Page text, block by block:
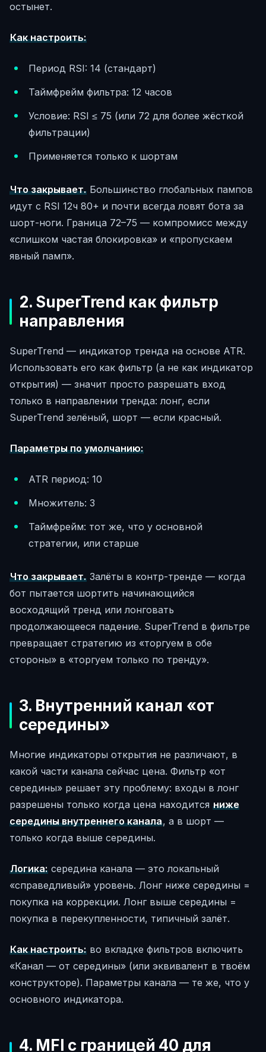
остынет.
Как настроить:
Период RSI: 14 (стандарт)
Таймфрейм фильтра: 12 часов
Условие: RSI ≤ 75 (или 72 для более жёсткой
фильтрации)
Применяется только к шортам
Что закрывает.Большинство глобальных пампов
идут с RSI 12ч 80+ и почти всегда ловят бота за
шорт-ноги. Граница 72–75 — компромисс между
«слишком частая блокировка» и «пропускаем
явный памп».
2. SuperTrend как фильтр
направления
SuperTrend — индикатор тренда на основе ATR.
Использовать его как фильтр (а не как индикатор
открытия) — значит просто разрешать вход
только в направлении тренда: лонг, если
SuperTrend зелёный, шорт — если красный.
Параметры по умолчанию:
ATR период: 10
Множитель: 3
Таймфрейм: тот же, что у основной
стратегии, или старше
Что закрывает.Залёты в контр-тренде — когда
бот пытается шортить начинающийся
восходящий тренд или лонговать
продолжающееся падение. SuperTrend в фильтре
превращает стратегию из «торгуем в обе
стороны» в «торгуем только по тренду».
3. Внутренний канал «от
середины»
Многие индикаторы открытия не различают, в
какой части канала сейчас цена. Фильтр «от
середины» решает эту проблему: входы в лонг
разрешены только когда цена находится ниже
середины внутреннего канала, а в шорт —
только когда выше середины.
Логика:середина канала — это локальный
«справедливый» уровень. Лонг ниже середины =
покупка на коррекции. Лонг выше середины =
покупка в перекупленности, типичный залёт.
Как настроить:во вкладке фильтров включить
«Канал — от середины» (или эквивалент в твоём
конструкторе). Параметры канала — те же, что у
основного индикатора.
4. MFI с границей 40 для